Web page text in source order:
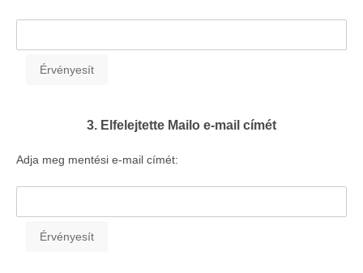
3. Elfelejtette Mailo e-mail címét
Adja meg mentési e-mail címét: